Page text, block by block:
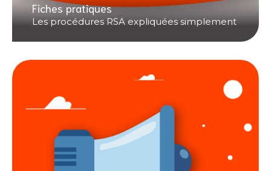
Fiches pratiques
Les procédures RSA expliquées simplement